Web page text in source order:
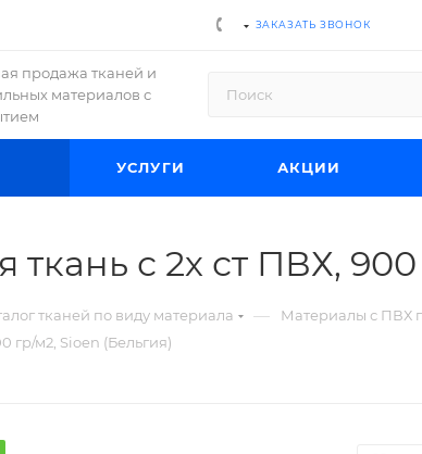
ЗАКАЗАТЬ ЗВОНОК
продажа тканей и
материалов с
УСЛУГИ АКЦИИ
ткань с 2х ст ПВХ,
тканей по виду материала — Материалы с ПВХ
гр/м2, Sioen (Бельгия)